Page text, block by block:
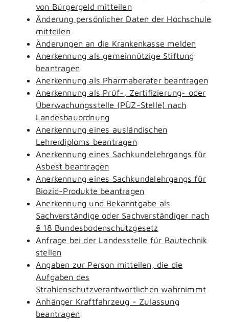
von Bürgergeld mitteilen
Änderung persönlicher Daten der Hochschule
mitteilen
Änderungen an die Krankenkasse melden
Anerkennung als gemeinnützige Stiftung
beantragen
Anerkennung als Pharmaberater beantragen
Anerkennung als Prüf-, Zertifizierung- oder
Überwachungsstelle (PÜZ-Stelle) nach
Landesbauordnung
Anerkennung eines ausländischen
Lehrerdiploms beantragen
Anerkennung eines Sachkundelehrgangs für
Asbest beantragen
Anerkennung eines Sachkundelehrgangs für
Biozid-Produkte beantragen
Anerkennung und Bekanntgabe als
Sachverständige oder Sachverständiger nach
§ 18 Bundesbodenschutzgesetz
Anfrage bei der Landesstelle für Bautechnik
stellen
Angaben zur Person mitteilen, die die
Aufgaben des
Strahlenschutzverantwortlichen wahrnimmt
Anhänger Kraftfahrzeug - Zulassung
beantragen